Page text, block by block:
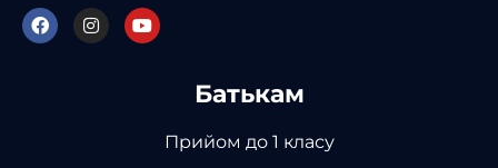
Батькам
Прийом до 1 класу